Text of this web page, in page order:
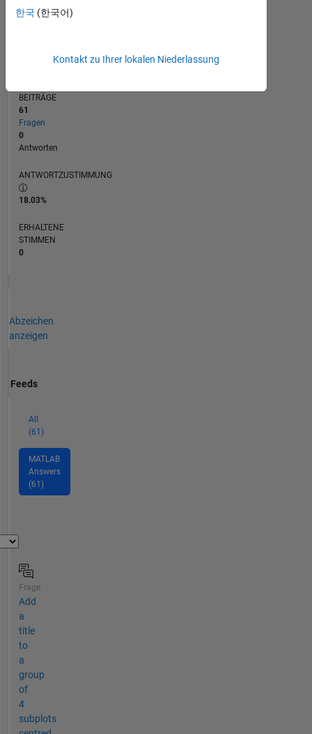
of
REPUTATION
BEITRÄGE
61
Fragen
0
Antworten
ANTWORTZUSTIMMUNG
18.03%
ERHALTENE
STIMMEN
0
Abzeichen
anzeigen
Feeds
All
(61)
MATLAB
Answers
(61)
Frage
Add
a
title
to
a
group
of
4
subplots
한국 (한국어)
Kontakt zu Ihrer lokalen Niederlassung